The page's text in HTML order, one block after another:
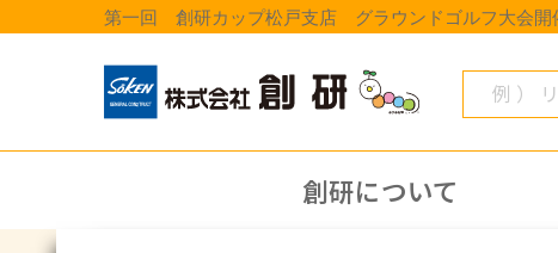
第一回 創研カップ松戸支店 グラウンドゴルフ大会開
創研について